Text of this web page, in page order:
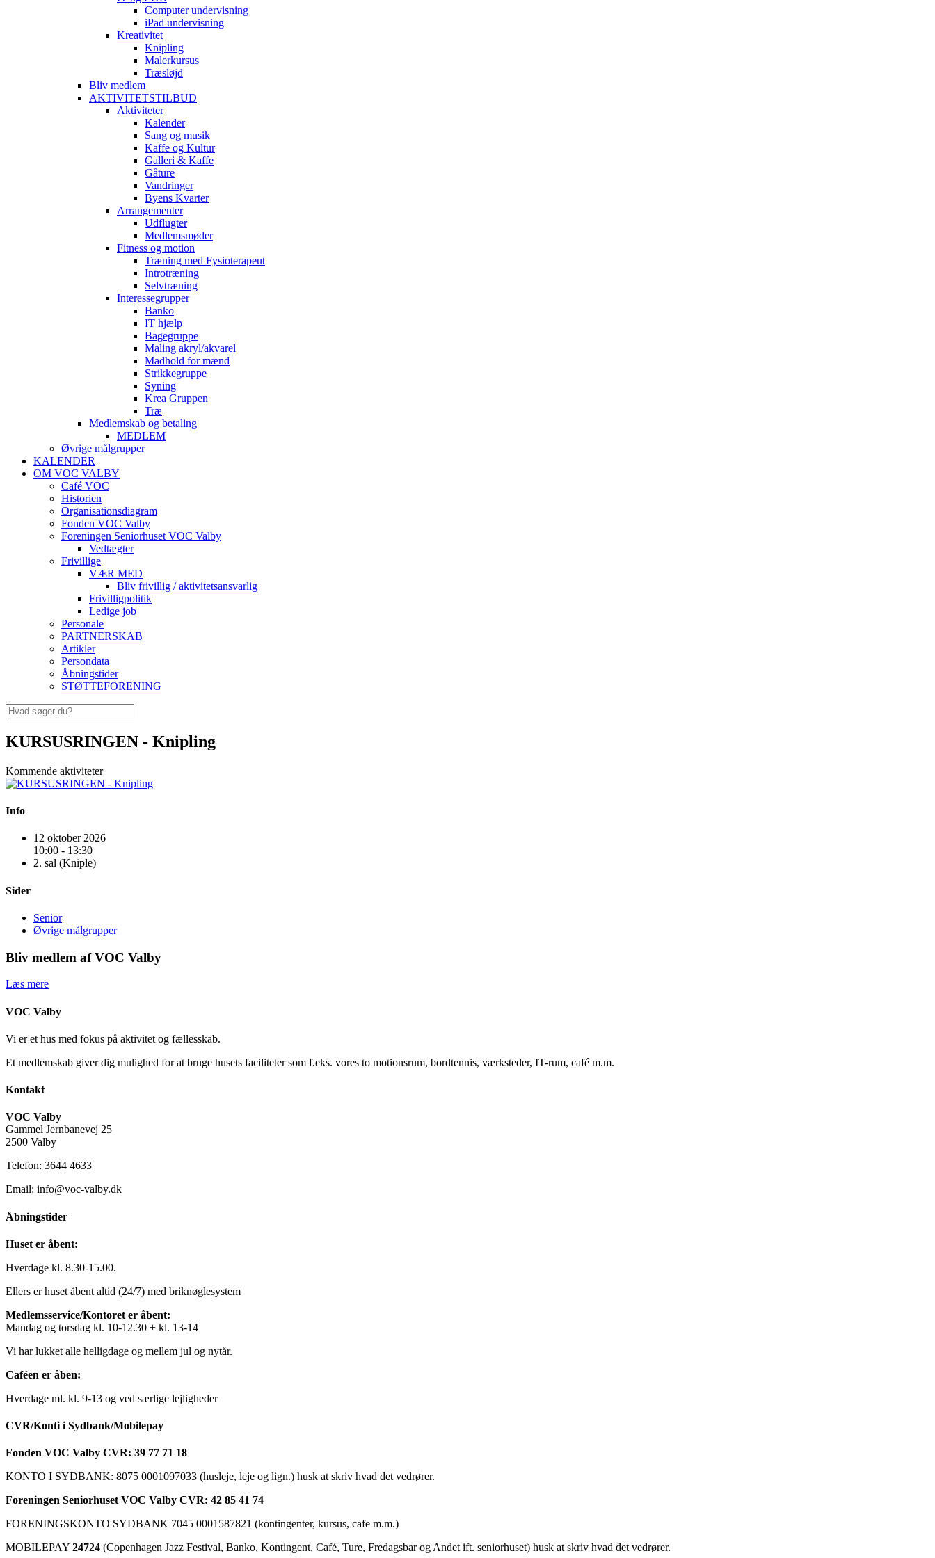
Computer undervisning
iPad undervisning
Kreativitet
Knipling
Malerkursus
Træsløjd
Bliv medlem
AKTIVITETSTILBUD
Aktiviteter
Kalender
Sang og musik
Kaffe og Kultur
Galleri & Kaffe
Gåture
Vandringer
Byens Kvarter
Arrangementer
Udflugter
Medlemsmøder
Fitness og motion
Træning med Fysioterapeut
Introtræning
Selvtræning
Interessegrupper
Banko
IT hjælp
Bagegruppe
Maling akryl/akvarel
Madhold for mænd
Strikkegruppe
Syning
Krea Gruppen
Træ
Medlemskab og betaling
MEDLEM
Øvrige målgrupper
KALENDER
OM VOC VALBY
Café VOC
Historien
Organisationsdiagram
Fonden VOC Valby
Foreningen Seniorhuset VOC Valby
Vedtægter
Frivillige
VÆR MED
Bliv frivillig / aktivitetsansvarlig
Frivilligpolitik
Ledige job
Personale
PARTNERSKAB
Artikler
Persondata
Åbningstider
STØTTEFORENING
KURSUSRINGEN - Knipling
Kommende aktiviteter
Info
12 oktober 2026
10:00 - 13:30
2. sal (Kniple)
Sider
Senior
Øvrige målgrupper
Bliv medlem af VOC Valby
Læs mere
VOC Valby
Vi er et hus med fokus på aktivitet og fællesskab.
Et medlemskab giver dig mulighed for at bruge husets faciliteter som f.eks. vores to motionsrum, bordtennis, værksteder, IT-rum, café m.m.
Kontakt
VOC Valby
Gammel Jernbanevej 25
2500 Valby
Telefon: 3644 4633
Email: info@voc-valby.dk
Åbningstider
Huset er åbent:
Hverdage kl. 8.30-15.00.
Ellers er huset åbent altid (24/7) med briknøglesystem
Medlemsservice/Kontoret er åbent:
Mandag og torsdag kl. 10-12.30 + kl. 13-14
Vi har lukket alle helligdage og mellem jul og nytår.
Caféen er åben:
Hverdage ml. kl. 9-13 og ved særlige lejligheder
CVR/Konti i Sydbank/Mobilepay
Fonden VOC Valby CVR: 39 77 71 18
KONTO I SYDBANK: 8075 0001097033 (husleje, leje og lign.) husk at skriv hvad det vedrører.
Foreningen Seniorhuset VOC Valby CVR: 42 85 41 74
FORENINGSKONTO SYDBANK 7045 0001587821 (kontingenter, kursus, cafe m.m.)
MOBILEPAY 24724 (Copenhagen Jazz Festival, Banko, Kontingent, Café, Ture, Fredagsbar og Andet ift. seniorhuset) husk at skriv hvad det vedrører.